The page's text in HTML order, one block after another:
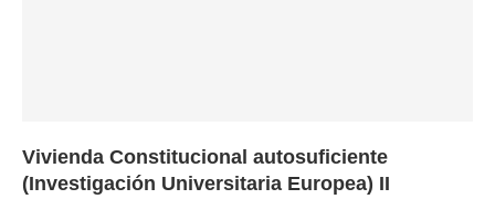
Vivienda Constitucional autosuficiente
(Investigación Universitaria Europea) II